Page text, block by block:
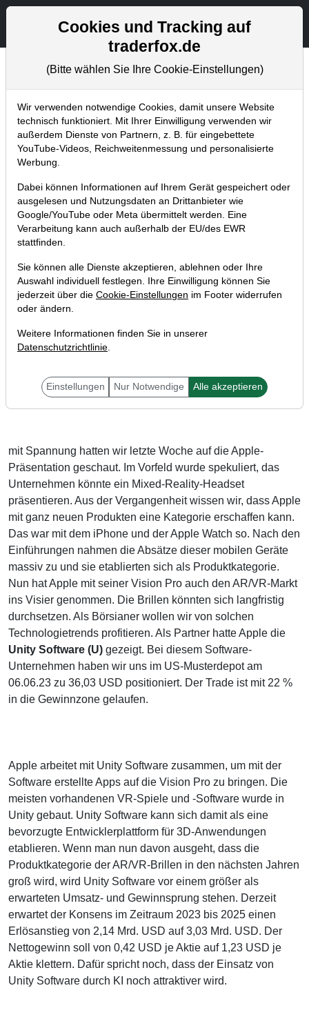
Aktien- und Artikelsuche
Tradingerfolge
Home Blog Tradingerfolge
Unity Software ist ein Top-Profiteur
vom AR/VR-Zeitalter. Unser Trade ist
bereits 22 % in der Gewinnzone!
19.06.2023 um 14:56 Uhr | TraderFox GmbH
Liebe Trader,
mit Spannung hatten wir letzte Woche auf die Apple-
Präsentation geschaut. Im Vorfeld wurde spekuliert, das
Unternehmen könnte ein Mixed-Reality-Headset
präsentieren. Aus der Vergangenheit wissen wir, dass Apple
mit ganz neuen Produkten eine Kategorie erschaffen kann.
Das war mit dem iPhone und der Apple Watch so. Nach den
Einführungen nahmen die Absätze dieser mobilen Geräte
massiv zu und sie etablierten sich als Produktkategorie.
Nun hat Apple mit seiner Vision Pro auch den AR/VR-Markt
ins Visier genommen. Die Brillen könnten sich langfristig
durchsetzen. Als Börsianer wollen wir von solchen
Technologietrends profitieren. Als Partner hatte Apple die
Unity Software (U) gezeigt. Bei diesem Software-
Unternehmen haben wir uns im US-Musterdepot am
06.06.23 zu 36,03 USD positioniert. Der Trade ist mit 22 %
in die Gewinnzone gelaufen.
Apple arbeitet mit Unity Software zusammen, um mit der
Software erstellte Apps auf die Vision Pro zu bringen. Die
meisten vorhandenen VR-Spiele und -Software wurde in
Unity gebaut. Unity Software kann sich damit als eine
bevorzugte Entwicklerplattform für 3D-Anwendungen
etablieren. Wenn man nun davon ausgeht, dass die
Produktkategorie der AR/VR-Brillen in den nächsten Jahren
groß wird, wird Unity Software vor einem größer als
erwarteten Umsatz- und Gewinnsprung stehen. Derzeit
erwartet der Konsens im Zeitraum 2023 bis 2025 einen
Erlösanstieg von 2,14 Mrd. USD auf 3,03 Mrd. USD. Der
Nettogewinn soll von 0,42 USD je Aktie auf 1,23 USD je
Aktie klettern. Dafür spricht noch, dass der Einsatz von
Unity Software durch KI noch attraktiver wird.
Cookies und Tracking auf
traderfox.de
(Bitte wählen Sie Ihre Cookie-Einstellungen)
Wir verwenden notwendige Cookies, damit unsere Website
technisch funktioniert. Mit Ihrer Einwilligung verwenden wir
außerdem Dienste von Partnern, z. B. für eingebettete
YouTube-Videos, Reichweitenmessung und personalisierte
Werbung.
Dabei können Informationen auf Ihrem Gerät gespeichert oder
ausgelesen und Nutzungsdaten an Drittanbieter wie
Google/YouTube oder Meta übermittelt werden. Eine
Verarbeitung kann auch außerhalb der EU/des EWR
stattfinden.
Sie können alle Dienste akzeptieren, ablehnen oder Ihre
Auswahl individuell festlegen. Ihre Einwilligung können Sie
jederzeit über die Cookie-Einstellungen im Footer widerrufen
oder ändern.
Weitere Informationen finden Sie in unserer
Datenschutzrichtlinie.
Einstellungen Nur Notwendige Alle akzeptieren